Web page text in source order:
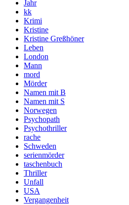
Jahr
kk
Krimi
Kristine
Kristine Greßhöner
Leben
London
Mann
mord
Mörder
Namen mit B
Namen mit S
Norwegen
Psychopath
Psychothriller
rache
Schweden
serienmörder
taschenbuch
Thriller
Unfall
USA
Vergangenheit